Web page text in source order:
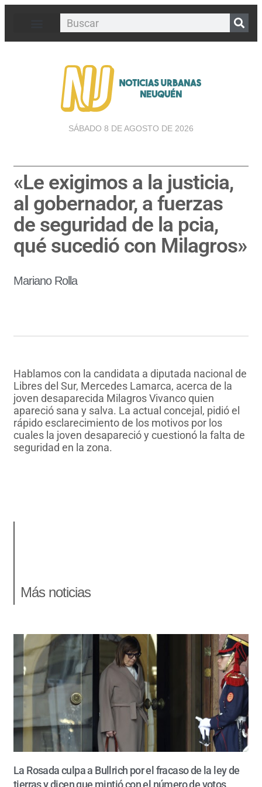
SÁBADO 8 DE AGOSTO DE 2026
«Le exigimos a la justicia,
al gobernador, a fuerzas
de seguridad de la pcia,
qué sucedió con Milagros»
Mariano Rolla
Hablamos con la candidata a diputada nacional de
Libres del Sur, Mercedes Lamarca, acerca de la
joven desaparecida Milagros Vivanco quien
apareció sana y salva. La actual concejal, pidió el
rápido esclarecimiento de los motivos por los
cuales la joven desapareció y cuestionó la falta de
seguridad en la zona.
Más noticias
La Rosada culpa a Bullrich por el fracaso de la ley de
tierras y dicen que mintió con el número de votos